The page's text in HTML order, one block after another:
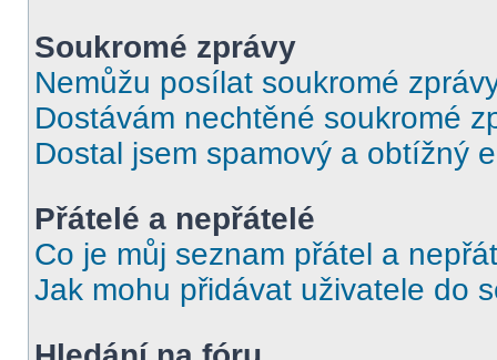
Soukromé zprávy
Nemůžu posílat soukromé
Dostávám nechtěné soukromé
Dostal jsem spamový a obtížný
Přátelé a nepřátelé
Co je můj seznam přátel a
Jak mohu přidávat uživatele do